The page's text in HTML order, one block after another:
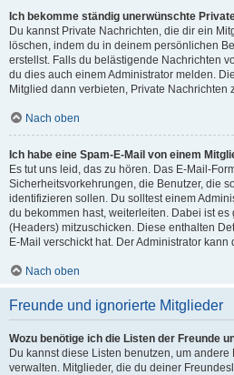
Ich bekomme ständig unerwünschte
Du kannst Private Nachrichten, die dir ein
löschen, indem du in deinem persönlichen
erstellst. Falls du belästigende Nachrichten
du dies auch einem Administrator melden.
Mitglied dann verbieten, Private Nachrichten
Nach oben
Ich habe eine Spam-E-Mail von einem
Es tut uns leid, das zu hören. Das E-Mail-
Sicherheitsvorkehrungen, die Benutzer, die
identifizieren sollen. Du solltest einem
du bekommen hast, weiterleiten. Dabei ist
(Headers) mitzuschicken. Diese enthalten
E-Mail verschickt hat. Der Administrator
Nach oben
Freunde und ignorierte Mitglieder
Wozu benötige ich die Listen der Freunde
Du kannst diese Listen benutzen, um
verwalten. Mitglieder, die du deiner